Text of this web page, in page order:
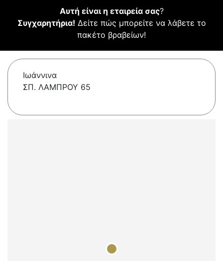
Αυτή είναι η εταιρεία σας?
Συγχαρητήρια! Δείτε πώς μπορείτε να λάβετε το
πακέτο βραβείων!
Ιωάννινα
ΣΠ. ΛΑΜΠΡΟΥ 65